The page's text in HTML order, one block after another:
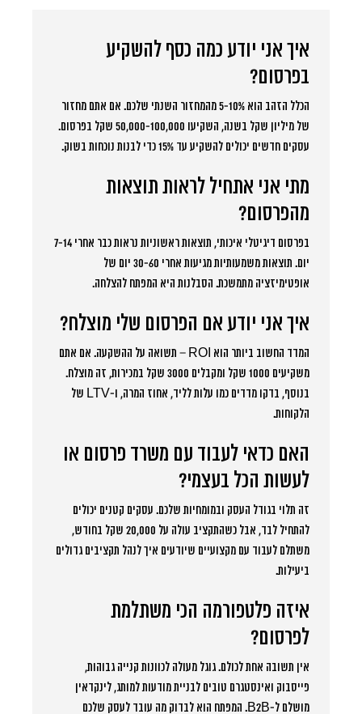
איך אני יודע כמה כסף להשקיע
בפרסום?
הכלל הזהב הוא 5-10% מהמחזור השנתי שלכם. אם אתם מחזור
של מיליון שקל בשנה, השקיעו 50,000-100,000 שקל בפרסום.
עסקים חדשים יכולים להשקיע עד 15% כדי לבנות נוכחות בשוק.
מתי אני אתחיל לראות תוצאות
מהפרסום?
בפרסום דיגיטלי איכותי, תוצאות ראשוניות נראות כבר אחרי 7-14
יום. תוצאות משמעותיות מגיעות אחרי 30-60 יום של
אופטימיזציה מתמשכת. הסבלנות היא המפתח להצלחה.
איך אני יודע אם הפרסום שלי מוצלח?
המדד החשוב ביותר הוא ROI – תשואה על ההשקעה. אם אתם
משקיעים 1000 שקל ומקבלים 3000 שקל במכירות, זה מוצלח.
בנוסף, בדקו מדדים כמו עלות לליד, אחוז המרה, ו-LTV של
הלקוחות.
האם כדאי לעבוד עם משרד פרסום או
לעשות הכל בעצמי?
זה תלוי בגודל העסק ובמומחיות שלכם. עסקים קטנים יכולים
להתחיל לבד, אבל כשהתקציב עולה על 20,000 שקל בחודש,
משתלם לעבוד עם מקצועיים שיודעים איך לנהל תקציבים גדולים
ביעילות.
איזה פלטפורמה הכי משתלמת
לפרסום?
אין תשובה אחת לכולם. גוגל מעולה לכוונות קנייה גבוהות,
פייסבוק ואינסטגרם טובים לבניית מודעות למותג, לינקדאין
מושלם ל-B2B. המפתח הוא לבדוק מה עובד לעסק שלכם